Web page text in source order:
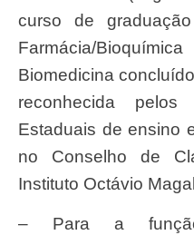
curso de
Farmácia/
Biomedicina
reconhecida
Estaduais de ensino
no Conselho de
Instituto Octávio
– Para a